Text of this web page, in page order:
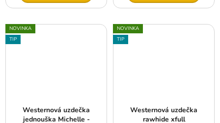
NOVINKA
TIP
Westernová uzdečka
jednouška Michelle -
NOVINKA
TIP
Westernová uzdečka
rawhide xfull